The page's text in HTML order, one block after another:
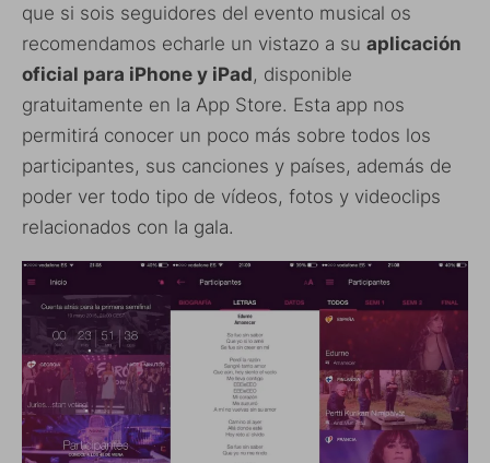
que si sois seguidores del evento musical os
recomendamos echarle un vistazo a su aplicación
oficial para iPhone y iPad, disponible
gratuitamente en la App Store. Esta app nos
permitirá conocer un poco más sobre todos los
participantes, sus canciones y países, además de
poder ver todo tipo de vídeos, fotos y videoclips
relacionados con la gala.